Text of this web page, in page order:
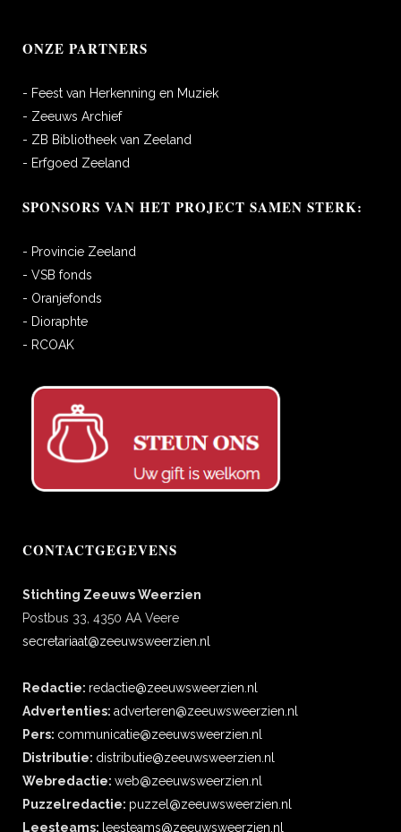
ONZE PARTNERS
- Feest van Herkenning en Muziek
- Zeeuws Archief
- ZB Bibliotheek van Zeeland
- Erfgoed Zeeland
SPONSORS VAN HET PROJECT SAMEN STERK:
- Provincie Zeeland
- VSB fonds
- Oranjefonds
- Dioraphte
- RCOAK
CONTACTGEGEVENS
Stichting Zeeuws Weerzien
Postbus 33, 4350 AA Veere
secretariaat@zeeuwsweerzien.nl
Redactie: redactie@zeeuwsweerzien.nl
Advertenties: adverteren@zeeuwsweerzien.nl
Pers: communicatie@zeeuwsweerzien.nl
Distributie: distributie@zeeuwsweerzien.nl
Webredactie: web@zeeuwsweerzien.nl
Puzzelredactie: puzzel@zeeuwsweerzien.nl
Leesteams: leesteams@zeeuwsweerzien.nl